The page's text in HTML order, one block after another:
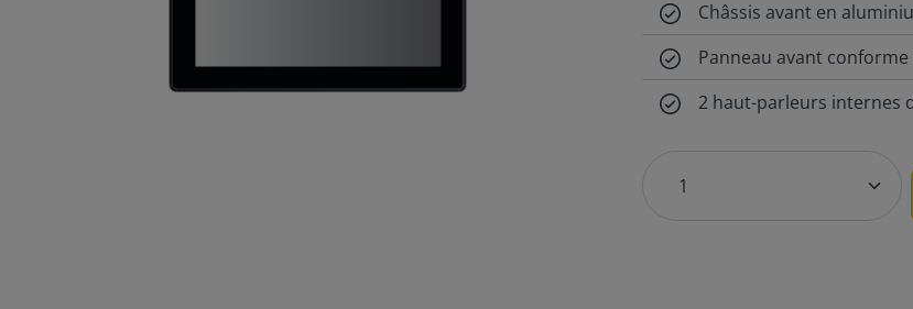
Châssis avant en
Panneau avant conforme
2 haut-parleurs internes